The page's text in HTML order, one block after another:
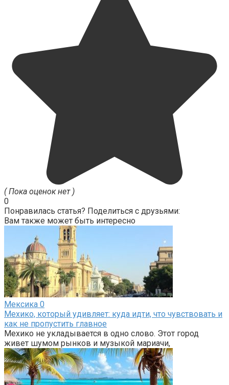
( Пока оценок нет )
0
Понравилась статья? Поделиться с друзьями:
Вам также может быть интересно
Мексика 0
Мехико, который удивляет: куда идти, что чувствовать и
как не пропустить главное
Мехико не укладывается в одно слово. Этот город
живет шумом рынков и музыкой мариачи,